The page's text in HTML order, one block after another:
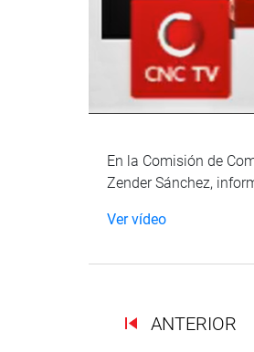
En la Comisión de
Zender Sánchez,
Ver vídeo
ANTERIOR